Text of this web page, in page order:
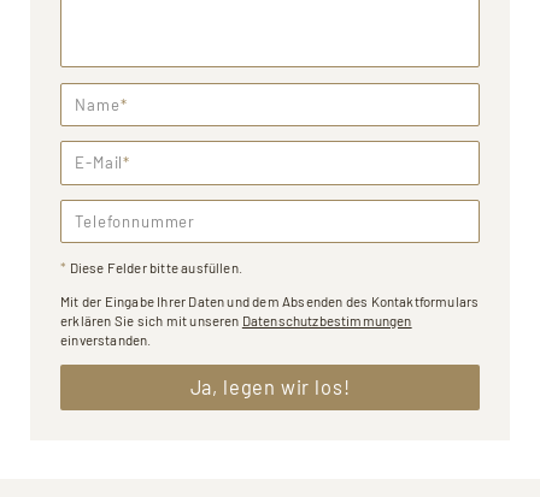
Name*
E-Mail*
Telefonnummer
* Diese Felder bitte ausfüllen.
Mit der Eingabe Ihrer Daten und dem Absenden des Kontaktformulars
erklären Sie sich mit unseren Datenschutzbestimmungen
einverstanden.
Ja, legen wir los!